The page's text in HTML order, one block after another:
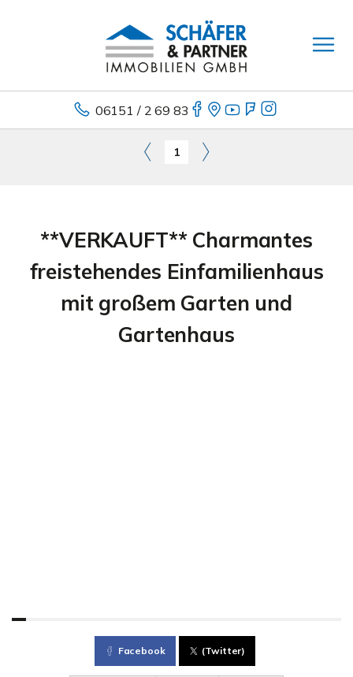
06151 / 2 69 83
1
**VERKAUFT** Charmantes
freistehendes Einfamilienhaus
mit großem Garten und
Gartenhaus
Facebook (Twitter)